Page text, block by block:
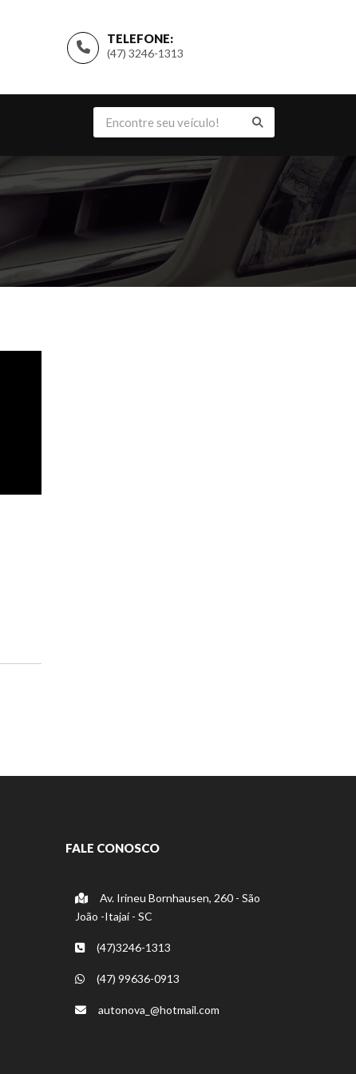
TELEFONE:
(47) 3246-1313
FALE CONOSCO
Av. Irineu Bornhausen, 260 - São
João -Itajaí - SC
(47)3246-1313
(47) 99636-0913
autonova_@hotmail.com